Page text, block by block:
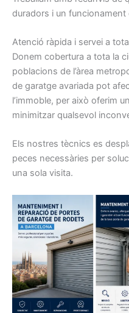
duradors i un funcionament
Atenció ràpida i servei a
Donem cobertura a tota la
poblacions de l’àrea
de garatge avariada pot
l’immoble, per això oferim
minimitzar qualsevol
Els nostres tècnics es
peces necessàries per
una sola visita.